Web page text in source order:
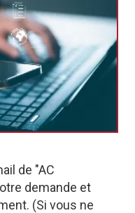
de "AC
demande et
(Si vous ne